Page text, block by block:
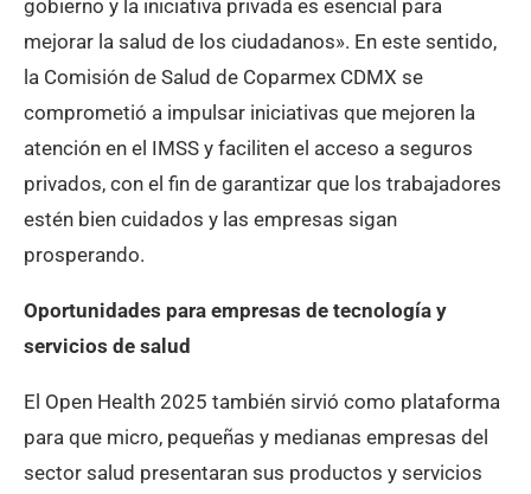
gobierno y la iniciativa privada es esencial para
mejorar la salud de los ciudadanos». En este sentido,
la Comisión de Salud de Coparmex CDMX se
comprometió a impulsar iniciativas que mejoren la
atención en el IMSS y faciliten el acceso a seguros
privados, con el fin de garantizar que los trabajadores
estén bien cuidados y las empresas sigan
prosperando.
Oportunidades para empresas de tecnología y
servicios de salud
El Open Health 2025 también sirvió como plataforma
para que micro, pequeñas y medianas empresas del
sector salud presentaran sus productos y servicios